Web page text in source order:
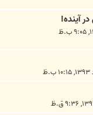
آينده!